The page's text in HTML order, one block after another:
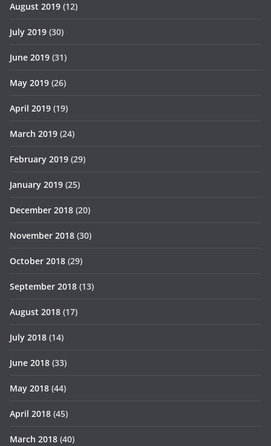
August 2019 (12)
July 2019 (30)
June 2019 (31)
May 2019 (26)
April 2019 (19)
March 2019 (24)
February 2019 (29)
January 2019 (25)
December 2018 (20)
November 2018 (30)
October 2018 (29)
September 2018 (13)
August 2018 (17)
July 2018 (14)
June 2018 (33)
May 2018 (44)
April 2018 (45)
March 2018 (40)